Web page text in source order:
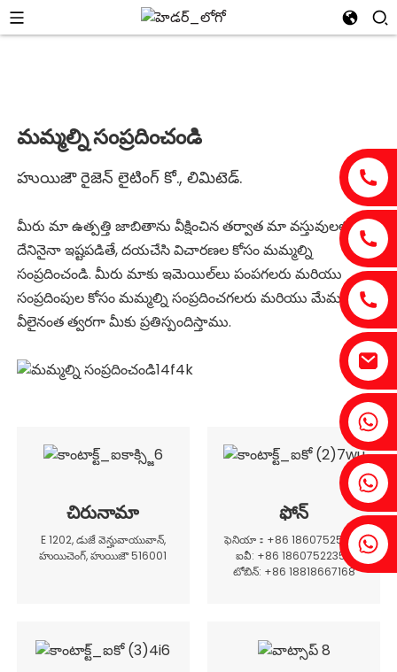
టోబిన్: +86 18818667168
మమ్మల్ని సంప్రదించండి
హుయిజౌ రైజెన్ లైటింగ్ కో., లిమిటెడ్.
మీరు మా ఉత్పత్తి జాబితాను వీక్షించిన తర్వాత మా వస్తువులలో
దేనినైనా ఇష్టపడితే, దయచేసి విచారణల కోసం మమ్మల్ని
సంప్రదించండి. మీరు మాకు ఇమెయిల్‌లు పంపగలరు మరియు
సంప్రదింపుల కోసం మమ్మల్ని సంప్రదించగలరు మరియు మేము
వీలైనంత త్వరగా మీకు ప్రతిస్పందిస్తాము.
చిరునామా
E 1202, డుజే వెన్హువాయువాన్,
హుయిచెంగ్, హుయిజౌ 516001
ఫోన్
ఫెనియా：+86 18607525299
ఐవీ: +86 18607522355
టోబిన్: +86 18818667168